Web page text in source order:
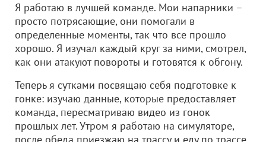
Я работаю в лучшей команде. Мои напарники –
просто потрясающие, они помогали в
определенные моменты, так что все прошло
хорошо. Я изучал каждый круг за ними, смотрел,
как они атакуют повороты и готовятся к обгону.
Теперь я сутками посвящаю себя подготовке к
гонке: изучаю данные, которые предоставляет
команда, пересматриваю видео из гонок
прошлых лет. Утром я работаю на симуляторе,